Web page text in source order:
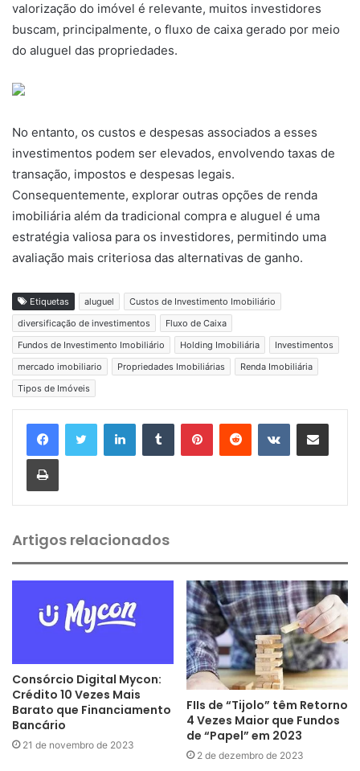
valorização do imóvel é relevante, muitos investidores
buscam, principalmente, o fluxo de caixa gerado por meio
do aluguel das propriedades.
No entanto, os custos e despesas associados a esses
investimentos podem ser elevados, envolvendo taxas de
transação, impostos e despesas legais.
Consequentemente, explorar outras opções de renda
imobiliária além da tradicional compra e aluguel é uma
estratégia valiosa para os investidores, permitindo uma
avaliação mais criteriosa das alternativas de ganho.
Etiquetas aluguel
Custos de Investimento Imobiliário
diversificação de investimentos
Fluxo de Caixa
Fundos de Investimento Imobiliário
Holding Imobiliária
Investimentos
mercado imobiliario
Propriedades Imobiliárias
Renda Imobiliária
Tipos de Imóveis
Artigos relacionados
Consórcio Digital Mycon:
Crédito 10 Vezes Mais
Barato que Financiamento
Bancário
21 de novembro de 2023
FIIs de “Tijolo” têm Retorno
4 Vezes Maior que Fundos
de “Papel” em 2023
2 de dezembro de 2023